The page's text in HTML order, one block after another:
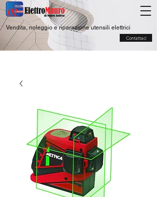
Vendita, noleggio e riparazione utensili elettrici
Contattaci